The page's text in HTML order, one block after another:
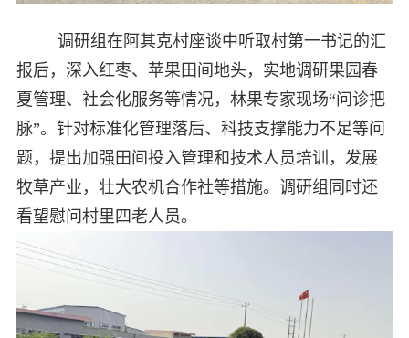
调研组在阿其克村座谈中听取村第一书记的汇
报后，深入红枣、苹果田间地头，实地调研果园春
夏管理、社会化服务等情况，林果专家现场“问诊把
脉”。针对标准化管理落后、科技支撑能力不足等问
题，提出加强田间投入管理和技术人员培训，发展
牧草产业，壮大农机合作社等措施。调研组同时还
看望慰问村里四老人员。